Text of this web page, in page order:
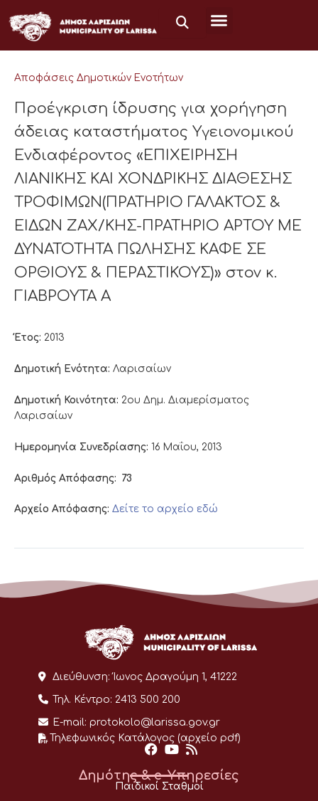
στο
περιεχόμενο
Αποφάσεις Δημοτικών Ενοτήτων
Προέγκριση ίδρυσης για χορήγηση
άδειας καταστήματος Υγειονομικού
Ενδιαφέροντος «ΕΠΙΧΕΙΡΗΣΗ
ΛΙΑΝΙΚΗΣ ΚΑΙ ΧΟΝΔΡΙΚΗΣ ΔΙΑΘΕΣΗΣ
ΤΡΟΦΙΜΩΝ(ΠΡΑΤΗΡΙΟ ΓΑΛΑΚΤΟΣ &
ΕΙΔΩΝ ΖΑΧ/ΚΗΣ-ΠΡΑΤΗΡΙΟ ΑΡΤΟΥ ΜΕ
ΔΥΝΑΤΟΤΗΤΑ ΠΩΛΗΣΗΣ ΚΑΦΕ ΣΕ
ΟΡΘΙΟΥΣ & ΠΕΡΑΣΤΙΚΟΥΣ)» στον κ.
ΓΙΑΒΡΟΥΤΑ Α
Έτος: 2013
Δημοτική Ενότητα: Λαρισαίων
Δημοτική Κοινότητα: 2ου Δημ. Διαμερίσματος
Λαρισαίων
Ημερομηνία Συνεδρίασης: 16 Μαΐου, 2013
Αριθμός Απόφασης: 73
Αρχείο Απόφασης: Δείτε το αρχείο εδώ
Διεύθυνση: Ίωνος Δραγούμη 1, 41222
Τηλ. Κέντρο: 2413 500 200
E-mail: protokolo@larissa.gov.gr
Τηλεφωνικός Κατάλογος (αρχείο pdf)
Δημότης & e-Υπηρεσίες
Παιδικοί Σταθμοί